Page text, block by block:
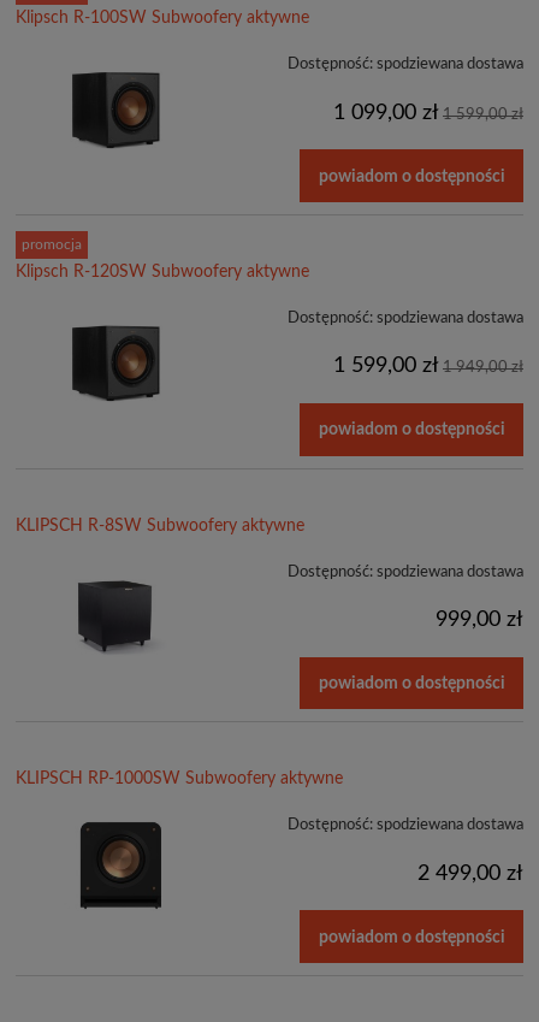
Klipsch R-100SW Subwoofery aktywne
Dostępność: spodziewana dostawa
1 099,00 zł 1 599,00 zł
powiadom o dostępności
Klipsch R-120SW Subwoofery aktywne
Dostępność: spodziewana dostawa
1 599,00 zł 1 949,00 zł
powiadom o dostępności
promocja
KLIPSCH R-8SW Subwoofery aktywne
Dostępność: spodziewana dostawa
999,00 zł
powiadom o dostępności
KLIPSCH RP-1000SW Subwoofery aktywne
Dostępność: spodziewana dostawa
2 499,00 zł
powiadom o dostępności